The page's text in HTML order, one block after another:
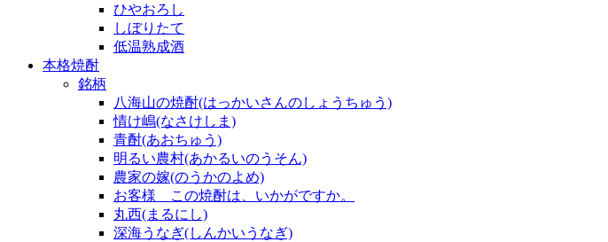
ひやおろし
しぼりたて
低温熟成酒
本格焼酎
銘柄
八海山の焼酎(はっかいさんのしょうちゅう)
情け嶋(なさけしま)
青酎(あおちゅう)
明るい農村(あかるいのうそん)
農家の嫁(のうかのよめ)
お客様 この焼酎は、いかがですか。
丸西(まるにし)
深海うなぎ(しんかいうなぎ)